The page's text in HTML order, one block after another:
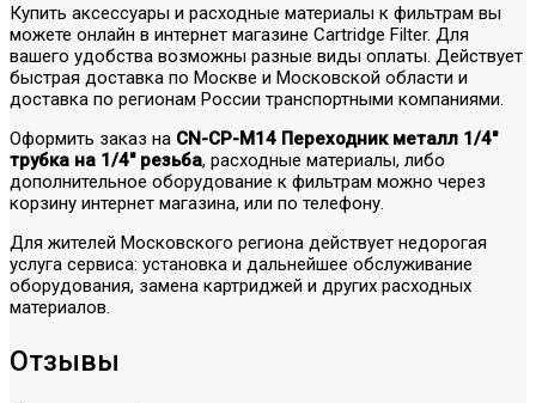
Купить аксессуары и расходные материалы к фильтрам вы
можете онлайн в интернет магазине Cartridge Filter. Для
вашего удобства возможны разные виды оплаты. Действует
быстрая доставка по Москве и Московской области и
доставка по регионам России транспортными компаниями.
Оформить заказ на CN-CP-M14 Переходник металл 1/4"
трубка на 1/4" резьба, расходные материалы, либо
дополнительное оборудование к фильтрам можно через
корзину интернет магазина, или по телефону.
Для жителей Московского региона действует недорогая
услуга сервиса: установка и дальнейшее обслуживание
оборудования, замена картриджей и других расходных
материалов.
Отзывы